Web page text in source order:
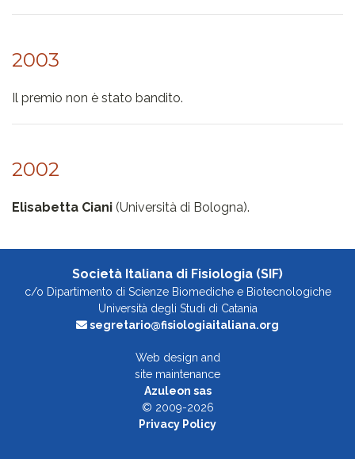
2003
Il premio non è stato bandito.
2002
Elisabetta Ciani (Università di Bologna).
Società Italiana di Fisiologia (SIF)
c/o Dipartimento di Scienze Biomediche e Biotecnologiche
Università degli Studi di Catania
segretario@fisiologiaitaliana.org
Web design and
site maintenance
Azuleon sas
© 2009-2026
Privacy Policy